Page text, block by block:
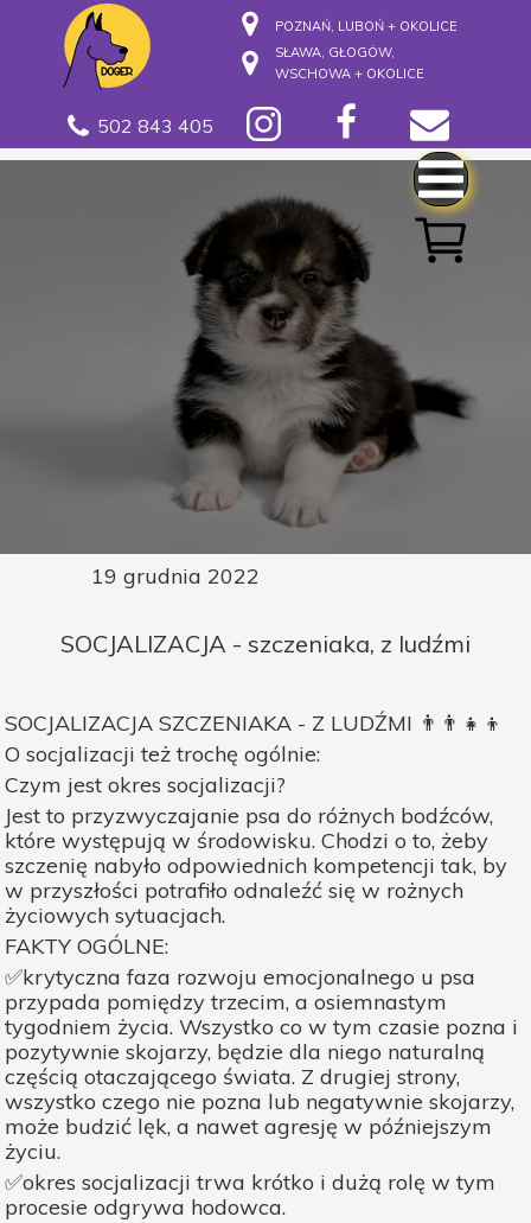
SŁAWA, GŁOGÓW,
WSCHOWA + OKOLICE
POZNAŃ, LUBOŃ + OKOLICE
502 843 405
SOCJALIZACJA - szczeniaka, z ludźmi
19 grudnia 2022
SOCJALIZACJA SZCZENIAKA - Z LUDŹMI 👨‍👨‍👧‍👦
O socjalizacji też trochę ogólnie:
Czym jest okres socjalizacji?
Jest to przyzwyczajanie psa do różnych bodźców,
które występują w środowisku. Chodzi o to, żeby
szczenię nabyło odpowiednich kompetencji tak, by
w przyszłości potrafiło odnaleźć się w rożnych
życiowych sytuacjach.
FAKTY OGÓLNE:
✅krytyczna faza rozwoju emocjonalnego u psa
przypada pomiędzy trzecim, a osiemnastym
tygodniem życia. Wszystko co w tym czasie pozna i
pozytywnie skojarzy, będzie dla niego naturalną
częścią otaczającego świata. Z drugiej strony,
wszystko czego nie pozna lub negatywnie skojarzy,
może budzić lęk, a nawet agresję w późniejszym
życiu.
✅okres socjalizacji trwa krótko i dużą rolę w tym
procesie odgrywa hodowca.